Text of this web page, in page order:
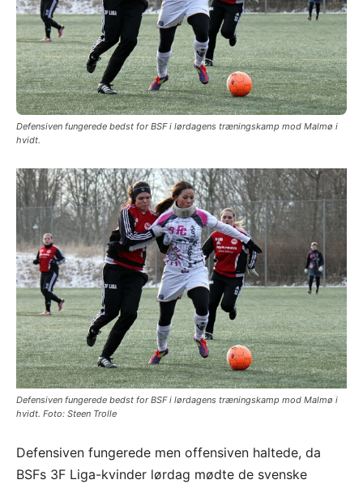
Defensiven fungerede bedst for BSF i lørdagens træningskamp mod Malmø i
hvidt.
Defensiven fungerede bedst for BSF i lørdagens træningskamp mod Malmø i
hvidt. Foto: Steen Trolle
Defensiven fungerede men offensiven haltede, da
BSFs 3F Liga-kvinder lørdag mødte de svenske